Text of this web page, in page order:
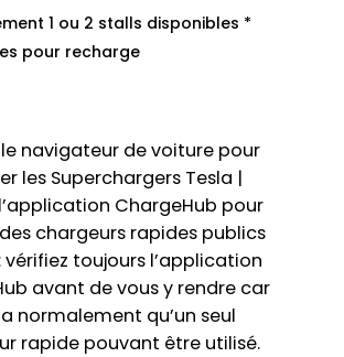
1 ou 2 stalls disponibles *
pour recharge
le navigateur de voiture pour
les Superchargers Tesla |
ChargeHub pour
chargeurs rapides publics
vérifiez toujours l’application
avant de vous y rendre car
a normalement qu’un seul
rapide pouvant être utilisé.